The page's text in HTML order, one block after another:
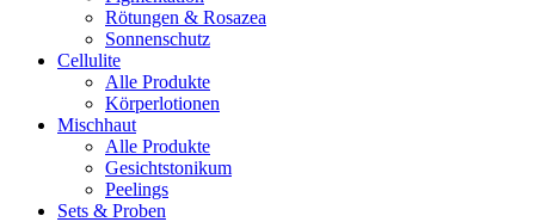
Rötungen & Rosazea
Sonnenschutz
Cellulite
Alle Produkte
Körperlotionen
Mischhaut
Alle Produkte
Gesichtstonikum
Peelings
Sets & Proben